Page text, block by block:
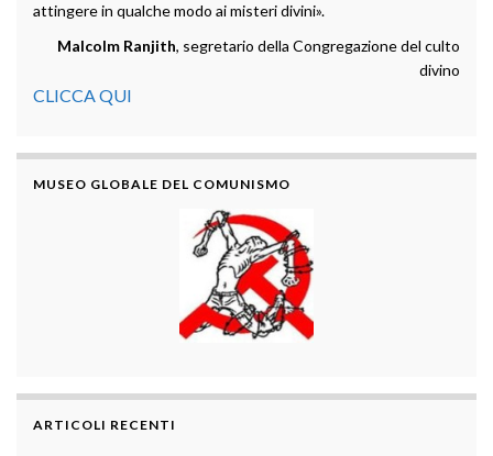
attingere in qualche modo ai misteri divini».
Malcolm Ranjith, segretario della Congregazione del culto
divino
CLICCA QUI
MUSEO GLOBALE DEL COMUNISMO
ARTICOLI RECENTI